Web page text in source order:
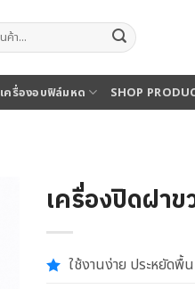
เครื่องอบฟิล์มหด SHOP
เครื่องปิดฝาข
ใช้งานง่าย ประหยัดพื้